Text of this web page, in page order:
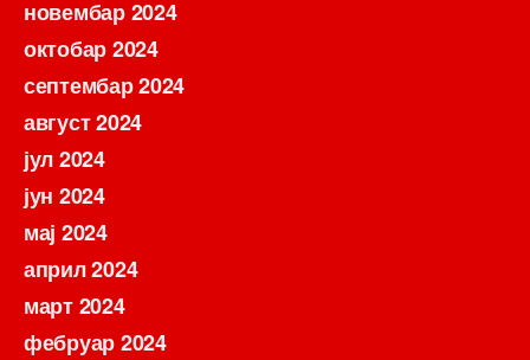
новембар 2024
октобар 2024
септембар 2024
август 2024
јул 2024
јун 2024
мај 2024
април 2024
март 2024
фебруар 2024